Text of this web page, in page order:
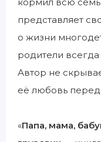
представляет
о жизни
родители
Автор не
её любовь
«Папа, мама,